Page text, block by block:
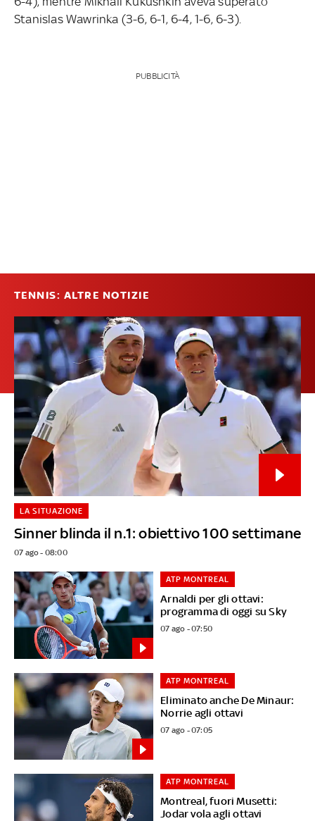
Stanislas Wawrinka (3-6, 6-1, 6-4, 1-6, 6-3).
PUBBLICITÀ
TENNIS: ALTRE NOTIZIE
Sinner blinda il n.1: obiettivo 100 settimane
LA SITUAZIONE
07 ago - 08:00
Arnaldi per gli ottavi:
programma di oggi su Sky
ATP MONTREAL
07 ago - 07:50
Eliminato anche De Minaur:
Norrie agli ottavi
ATP MONTREAL
07 ago - 07:05
Montreal, fuori Musetti:
Jodar vola agli ottavi
ATP MONTREAL